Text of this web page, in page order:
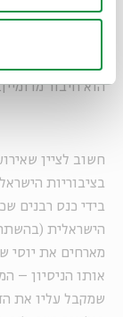
כך שזכותה של
שלה, אך זכותו
הוא חיבור מדומיין.
חשוב לציין
בציבוריות
בידי כנס רבנים
הישראלית
מארחים את יוסי
אותו הניסיון –
שמקבל עליו את